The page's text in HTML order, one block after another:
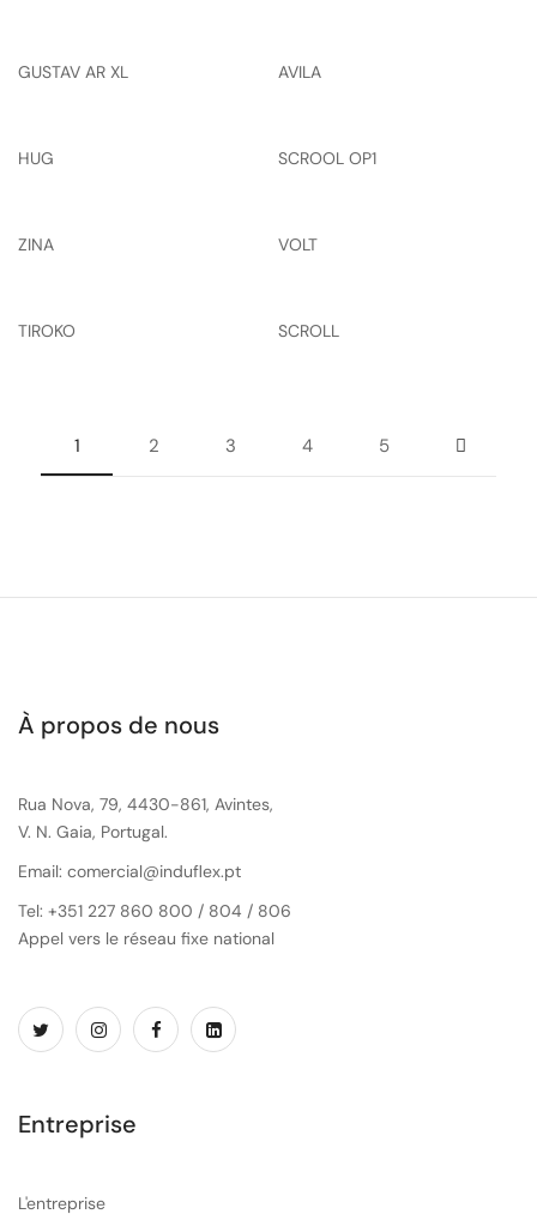
GUSTAV AR XL AVILA
HUG SCROOL OP1
ZINA VOLT
TIROKO SCROLL
1 2 3 4 5
À propos de nous
Rua Nova, 79, 4430-861, Avintes,
V. N. Gaia, Portugal.
Email: comercial@induflex.pt
Tel: +351 227 860 800 / 804 / 806
Appel vers le réseau fixe national
Entreprise
L'entreprise